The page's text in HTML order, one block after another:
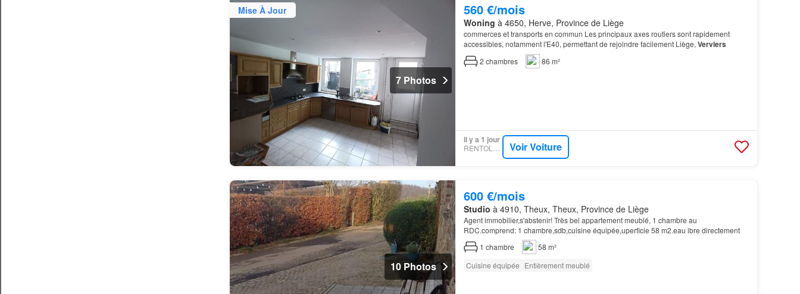
Mise À Jour
7 Photos
560 €/mois
Woning à 4650, Herve, Province de Liège
commerces et transports en commun Les principaux axes routiers sont rapidement
accessibles, notamment l'E40, permettant de rejoindre facilement Liège, Verviers
2 chambres 86 m²
Il y a 1 jour
Voir Voiture
10 Photos
600 €/mois
Studio à 4910, Theux, Theux, Province de Liège
Agent immobilier,s'abstenir! Très bel appartement meublé, 1 chambre au
RDC.comprend: 1 chambre,sdb,cuisine équipée,uperficie 58 m2.eau ibre directement
1 chambre
58 m²
Cuisine équipée Entièrement meublé